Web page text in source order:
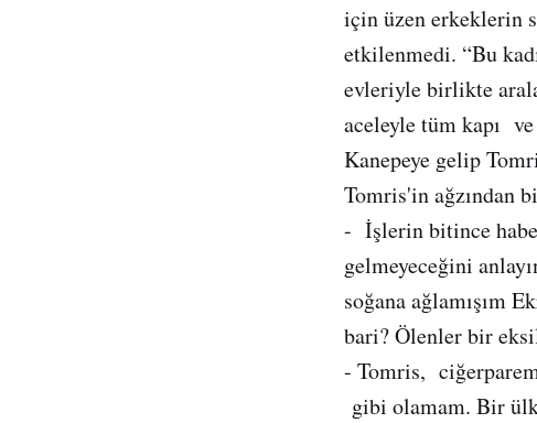
için üzen erkeklerin
etkilenmedi. “Bu
evleriyle birlikte
aceleyle tüm kapı
Kanepeye gelip
Tomris'in ağzından
- İşlerin bitince
gelmeyeceğini
soğana ağlamışım
bari? Ölenler bir
- Tomris, ciğerparem
gibi olamam. Bir